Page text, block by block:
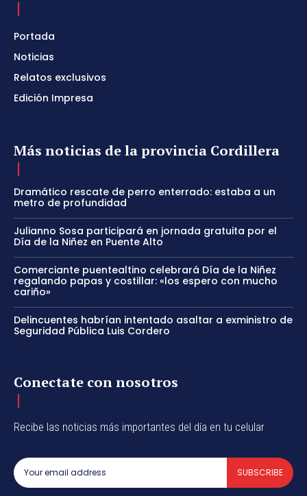
Portada
Noticias
Relatos exclusivos
Edición Impresa
Más noticias de la provincia Cordillera
Dramático rescate de perro enterrado: estaba a un
metro de profundidad
Julianno Sosa participará en jornada gratuita por el
Día de la Niñez en Puente Alto
Comerciante puentealtino celebrará Día de la Niñez
regalando papas y costillar: «los espero con mucho
cariño»
Delincuentes habrían intentado asaltar a exministro de
Seguridad Pública Luis Cordero
Conectate con nosotros
Recibe las noticias más importantes del día en tu celular
SUBSCRIBE